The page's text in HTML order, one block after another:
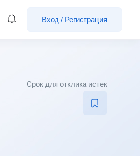
Вход / Регистрация
Срок для отклика истек